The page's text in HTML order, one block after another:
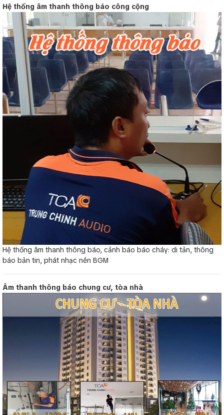
Hệ thống âm thanh thông báo công cộng
Hệ thống âm thanh thông báo, cảnh báo báo cháy: di tản, thông
báo bản tin, phát nhạc nền BGM
Âm thanh thông báo chung cư, tòa nhà